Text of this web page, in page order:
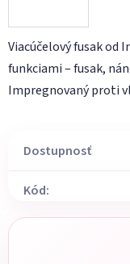
Viacúčelový fusak od
funkciami – fusak,
Impregnovaný proti
Dostupnosť
Kód: